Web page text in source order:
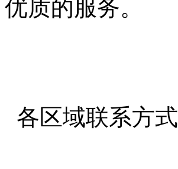
优质的服务。
各区域联系方式